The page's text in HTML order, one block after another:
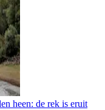
heen: de rek is eruit